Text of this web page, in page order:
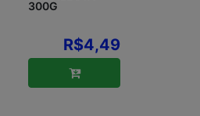
300G
R$4,49